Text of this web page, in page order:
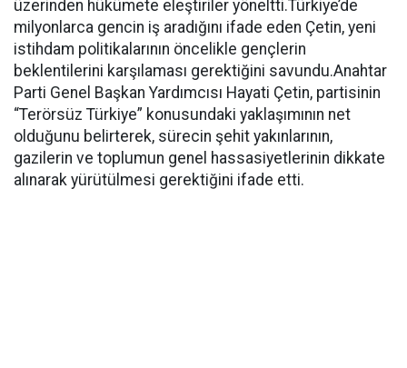
üzerinden hükümete eleştiriler yöneltti.Türkiye’de
milyonlarca gencin iş aradığını ifade eden Çetin, yeni
istihdam politikalarının öncelikle gençlerin
beklentilerini karşılaması gerektiğini savundu.Anahtar
Parti Genel Başkan Yardımcısı Hayati Çetin, partisinin
“Terörsüz Türkiye” konusundaki yaklaşımının net
olduğunu belirterek, sürecin şehit yakınlarının,
gazilerin ve toplumun genel hassasiyetlerinin dikkate
alınarak yürütülmesi gerektiğini ifade etti.